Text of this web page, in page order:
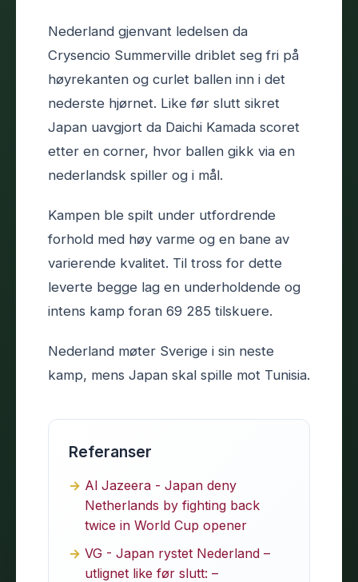
Nederland gjenvant ledelsen da
Crysencio Summerville driblet seg fri på
høyrekanten og curlet ballen inn i det
nederste hjørnet. Like før slutt sikret
Japan uavgjort da Daichi Kamada scoret
etter en corner, hvor ballen gikk via en
nederlandsk spiller og i mål.
Kampen ble spilt under utfordrende
forhold med høy varme og en bane av
varierende kvalitet. Til tross for dette
leverte begge lag en underholdende og
intens kamp foran 69 285 tilskuere.
Nederland møter Sverige i sin neste
kamp, mens Japan skal spille mot Tunisia.
Referanser
Al Jazeera - Japan deny
Netherlands by fighting back
twice in World Cup opener
VG - Japan rystet Nederland –
utlignet like før slutt: –